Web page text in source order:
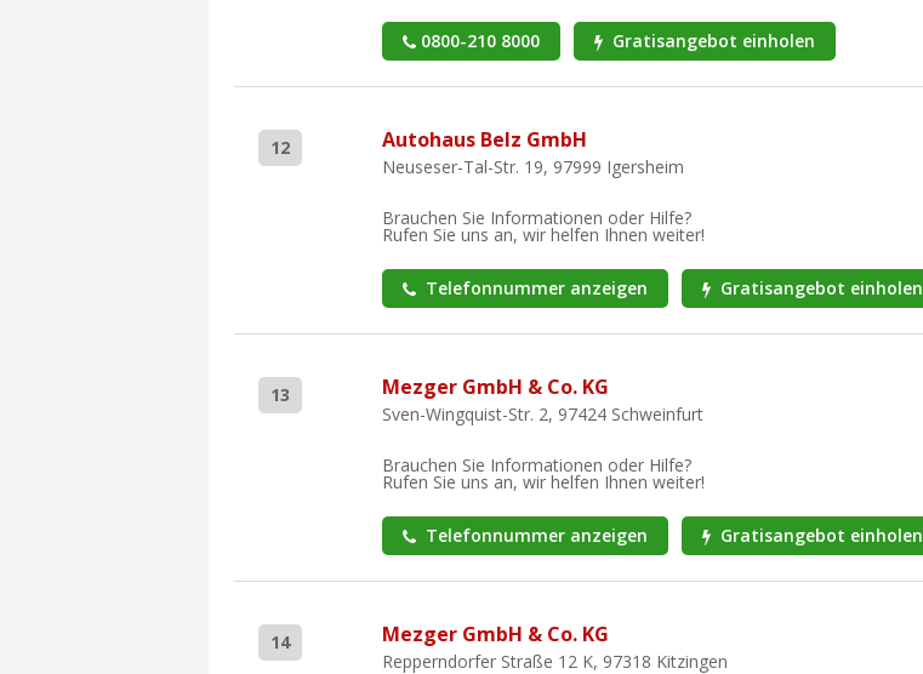
0800-210 8000 Gratisangebot einholen
12 Autohaus Belz GmbH
Neuseser-Tal-Str. 19, 97999 Igersheim
Brauchen Sie Informationen oder Hilfe?
Rufen Sie uns an, wir helfen Ihnen weiter!
Telefonnummer anzeigen Gratisangebot einholen
13 Mezger GmbH & Co. KG
Sven-Wingquist-Str. 2, 97424 Schweinfurt
Brauchen Sie Informationen oder Hilfe?
Rufen Sie uns an, wir helfen Ihnen weiter!
Telefonnummer anzeigen Gratisangebot einholen
14 Mezger GmbH & Co. KG
Repperndorfer Straße 12 K, 97318 Kitzingen